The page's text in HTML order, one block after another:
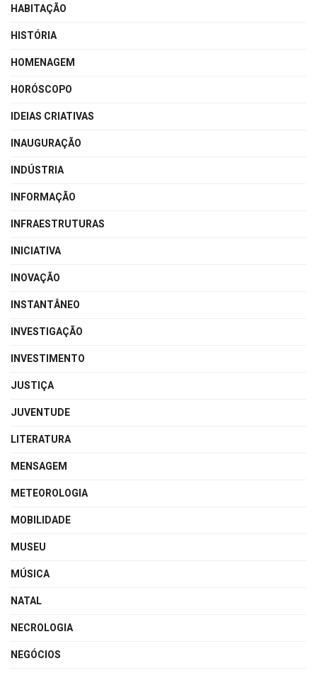
HABITAÇÃO
HISTÓRIA
HOMENAGEM
HORÓSCOPO
IDEIAS CRIATIVAS
INAUGURAÇÃO
INDÚSTRIA
INFORMAÇÃO
INFRAESTRUTURAS
INICIATIVA
INOVAÇÃO
INSTANTÂNEO
INVESTIGAÇÃO
INVESTIMENTO
JUSTIÇA
JUVENTUDE
LITERATURA
MENSAGEM
METEOROLOGIA
MOBILIDADE
MUSEU
MÚSICA
NATAL
NECROLOGIA
NEGÓCIOS